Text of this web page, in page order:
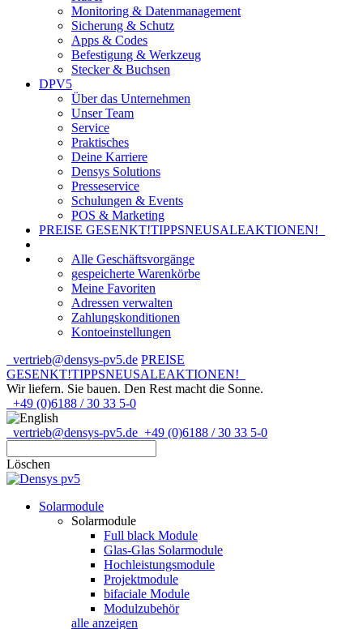
Monitoring & Datenmanagement
Sicherung & Schutz
Apps & Codes
Befestigung & Werkzeug
Stecker & Buchsen
DPV5
Über das Unternehmen
Unser Team
Service
Praktisches
Deine Karriere
Densys Solutions
Presseservice
Schulungen & Events
POS & Marketing
PREISE GESENKT!TIPPSNEUSALEAKTIONEN!
Alle Geschäftsvorgänge
gespeicherte Warenkörbe
Meine Favoriten
Adressen verwalten
Zahlungskonditionen
Kontoeinstellungen
vertrieb@densys-pv5.de PREISE
GESENKT!TIPPSNEUSALEAKTIONEN!
Wir liefern. Sie bauen. Den Rest macht die Sonne.
+49 (0)6188 / 30 33 5-0
vertrieb@densys-pv5.de +49 (0)6188 / 30 33 5-0
Löschen
Solarmodule
Solarmodule
Full black Module
Glas-Glas Solarmodule
Hochleistungsmodule
Projektmodule
bifaciale Module
Modulzubehör
alle anzeigen